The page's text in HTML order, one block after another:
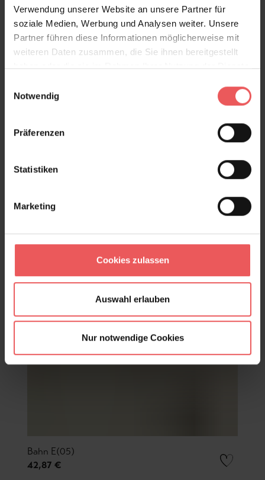
Verwendung unserer Website an unsere Partner für
soziale Medien, Werbung und Analysen weiter. Unsere
Partner führen diese Informationen möglicherweise mit
weiteren Daten zusammen, die Sie ihnen bereitgestellt
haben oder die sie im Rahmen Ihrer Nutzung der Dienste
Notwendig
Präferenzen
Statistiken
Marketing
Cookies zulassen
Auswahl erlauben
Nur notwendige Cookies
Bahn E(05)
42,87 €